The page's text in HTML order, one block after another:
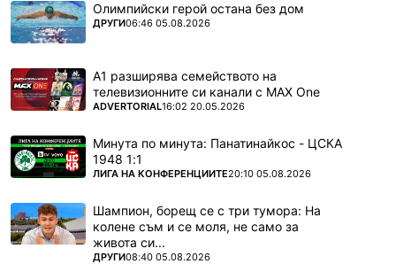
Олимпийски герой остана без дом
ПОВЕЧЕ ОТ
ДРУГИ06:46 05.08.2026
А1 разширява семейството на
телевизионните си канали с MAX One
ПОВЕЧЕ ОТ
ADVERTORIAL16:02 20.05.2026
Минута по минута: Панатинайкос - ЦСКА
1948 1:1
ПОВЕЧЕ ОТ
ЛИГА НА КОНФЕРЕНЦИИТЕ20:10 05.08.2026
Шампион, борещ се с три тумора: На
колене съм и се моля, не само за
живота си...
ПОВЕЧЕ ОТ
ДРУГИ08:40 05.08.2026